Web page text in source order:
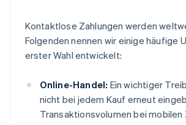
Kontaktlose Zahlungen werden
Folgenden nennen wir einige häufige
erster Wahl entwickelt:
Online-Handel: Ein wichtiger
nicht bei jedem Kauf erneut
Transaktionsvolumen bei